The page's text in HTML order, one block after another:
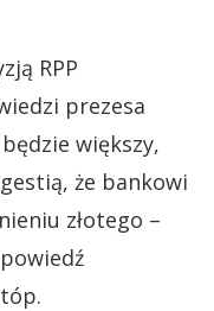
RPP
prezesa
większy,
że bankowi
złotego –